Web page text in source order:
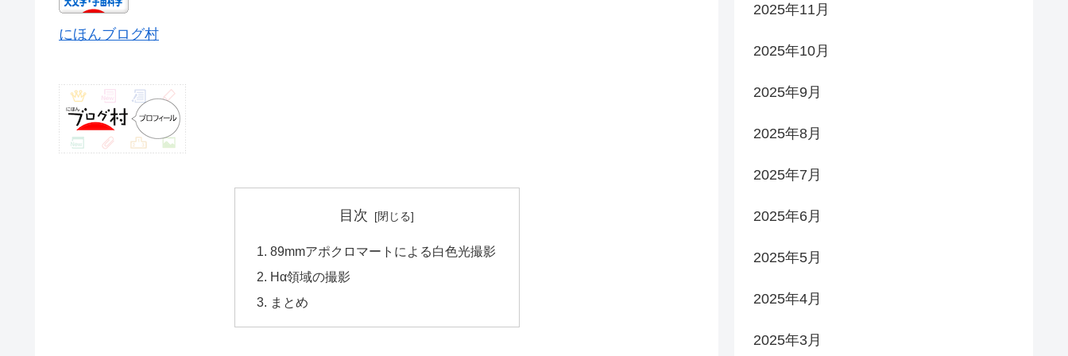
にほんブログ村
目次
89mmアポクロマートによる白色光撮影
Hα領域の撮影
まとめ
2025年11月
2025年10月
2025年9月
2025年8月
2025年7月
2025年6月
2025年5月
2025年4月
2025年3月